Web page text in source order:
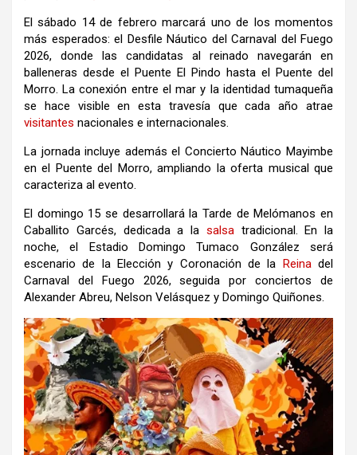
El sábado 14 de febrero marcará uno de los momentos
más esperados: el Desfile Náutico del Carnaval del Fuego
2026, donde las candidatas al reinado navegarán en
balleneras desde el Puente El Pindo hasta el Puente del
Morro. La conexión entre el mar y la identidad tumaqueña
se hace visible en esta travesía que cada año atrae
visitantes nacionales e internacionales.
La jornada incluye además el Concierto Náutico Mayimbe
en el Puente del Morro, ampliando la oferta musical que
caracteriza al evento.
El domingo 15 se desarrollará la Tarde de Melómanos en
Caballito Garcés, dedicada a la salsatradicional. En la
noche, el Estadio Domingo Tumaco González será
escenario de la Elección y Coronación de la
Reinadel
Carnaval del Fuego 2026, seguida por conciertos de
Alexander Abreu, Nelson Velásquez y Domingo Quiñones.